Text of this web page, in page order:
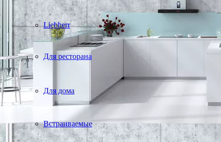
Liebherr
Для ресторана
Для дома
Встраиваемые